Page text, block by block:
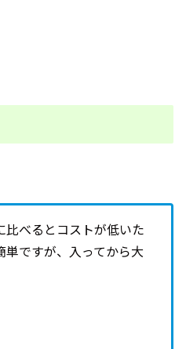
べるとコストが低いた
ですが、入ってから大